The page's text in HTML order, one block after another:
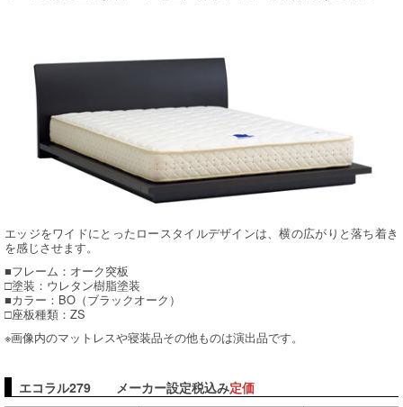
エッジをワイドにとったロースタイルデザインは、横の広がりと落ち着き
を感じさせます。
■フレーム：オーク突板
□塗装：ウレタン樹脂塗装
■カラー：BO（ブラックオーク）
□座板種類：ZS
※画像内のマットレスや寝装品その他ものは演出品です。
エコラル279 メーカー設定税込み定価